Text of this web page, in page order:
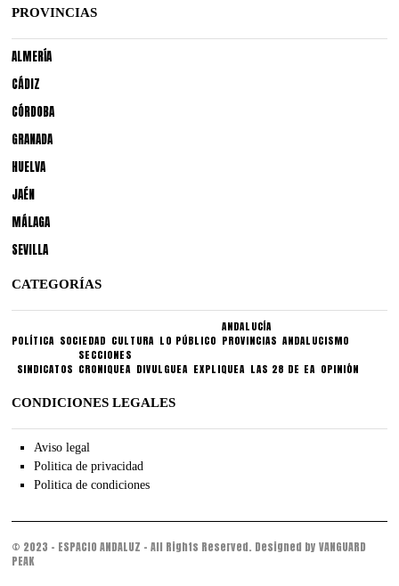
PROVINCIAS
ALMERÍA
CÁDIZ
CÓRDOBA
GRANADA
HUELVA
JAÉN
MÁLAGA
SEVILLA
CATEGORÍAS
POLÍTICA SOCIEDAD CULTURA LO PÚBLICO
ANDALUCÍA
PROVINCIAS ANDALUCISMO
SINDICATOS
SECCIONES
CRONIQUEA DIVULGUEA EXPLIQUEA LAS 28 DE EA OPINIÓN
CONDICIONES LEGALES
Aviso legal
Politica de privacidad
Politica de condiciones
© 2023 - ESPACIO ANDALUZ - All Rights Reserved. Designed by VANGUARD
PEAK